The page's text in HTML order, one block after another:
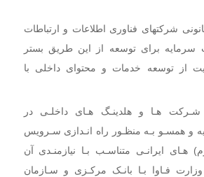
شرکتهای فناوری اطلاعات و ارتباطات
برای توسعه از این طریق بستر
از توسعه خدمات و محتوای داخلی با
شـرکت هـا و هلدینـگ هـای داخلـی در
و همسـو بـه منظـور راه انـدازی سـرویس
هـای ایرانـی متناسـب بـا نیازمنـدی آن
فـاوا بـا بانـک مرکـزی و سـازمان